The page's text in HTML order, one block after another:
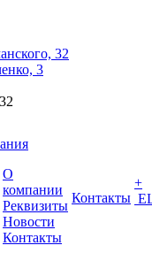
32
3
О
компании
Реквизиты
Новости
Контакты
Контакты
+